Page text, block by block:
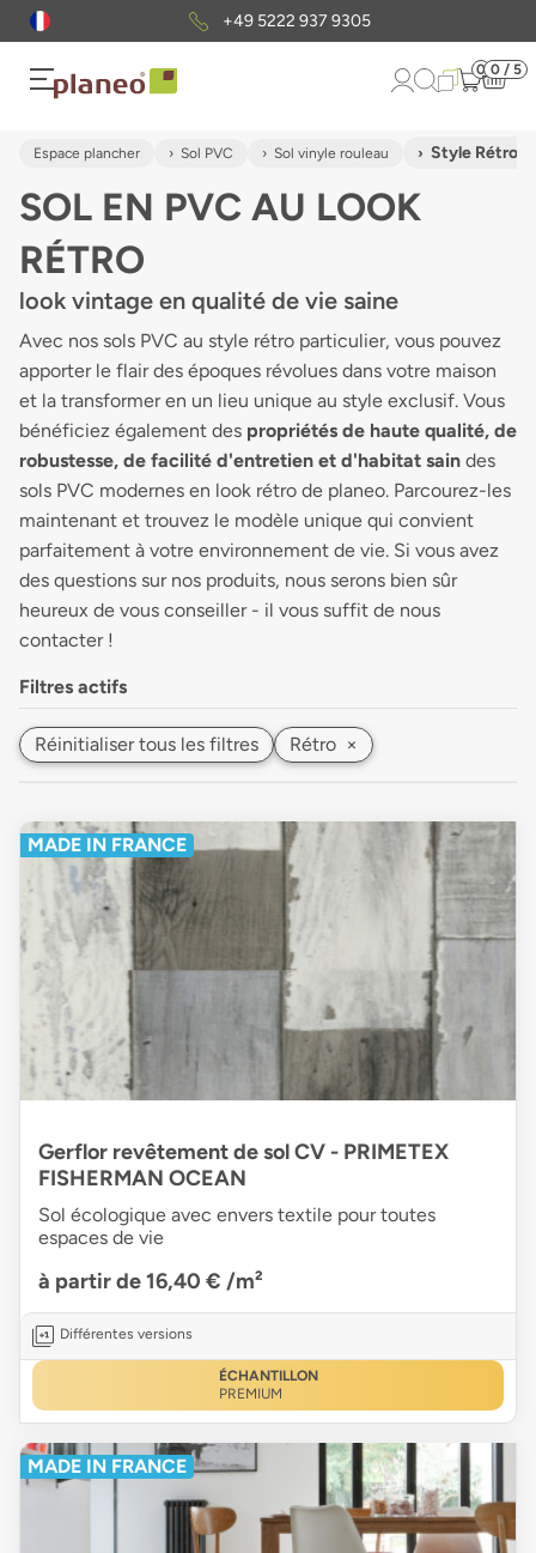
+49 5222 937 9305
0 0 / 5
Espace plancher Sol PVC Sol vinyle rouleau Style Rétro
SOL EN PVC AU LOOK
RÉTRO
look vintage en qualité de vie saine
Avec nos sols PVC au style rétro particulier, vous pouvez
apporter le flair des époques révolues dans votre maison
et la transformer en un lieu unique au style exclusif. Vous
bénéficiez également des propriétés de haute qualité, de
robustesse, de facilité d'entretien et d'habitat sain des
sols PVC modernes en look rétro de planeo. Parcourez-les
maintenant et trouvez le modèle unique qui convient
parfaitement à votre environnement de vie. Si vous avez
des questions sur nos produits, nous serons bien sûr
heureux de vous conseiller - il vous suffit de nous
contacter !
Filtres actifs
Réinitialiser tous les filtres Rétro ×
MADE IN FRANCE
Gerflor revêtement de sol CV - PRIMETEX
FISHERMAN OCEAN
Sol écologique avec envers textile pour toutes
espaces de vie
à partir de 16,40 € /m²
Différentes versions
ÉCHANTILLON
PREMIUM
MADE IN FRANCE